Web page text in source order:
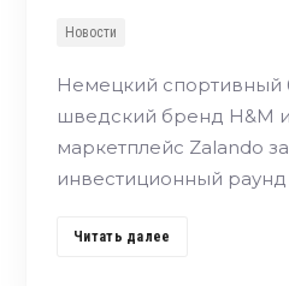
Новости
Немецкий спортивный
шведский бренд H&M
маркетплейс Zalando
инвестиционный
Читать далее